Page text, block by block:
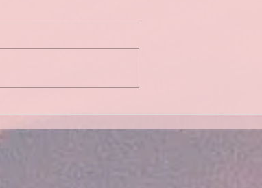
Assemblée générale 2026